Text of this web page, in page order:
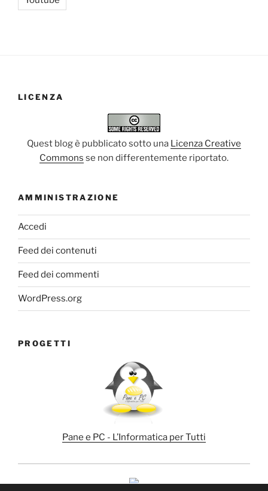
LICENZA
Quest blog è pubblicato sotto una Licenza Creative
Commons se non differentemente riportato.
AMMINISTRAZIONE
Accedi
Feed dei contenuti
Feed dei commenti
WordPress.org
PROGETTI
Pane e PC - L’Informatica per Tutti